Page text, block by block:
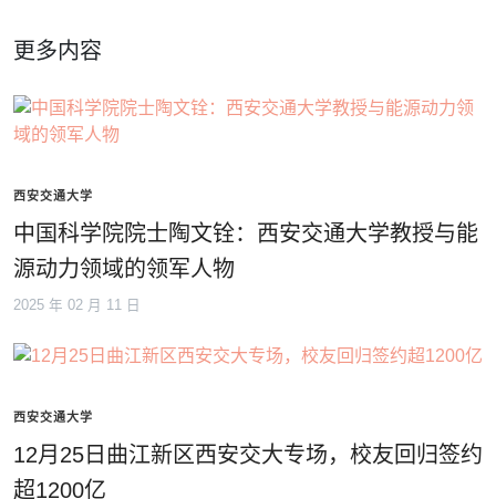
更多内容
西安交通大学
中国科学院院士陶文铨：西安交通大学教授与能
源动力领域的领军人物
2025 年 02 月 11 日
西安交通大学
12月25日曲江新区西安交大专场，校友回归签约
超1200亿